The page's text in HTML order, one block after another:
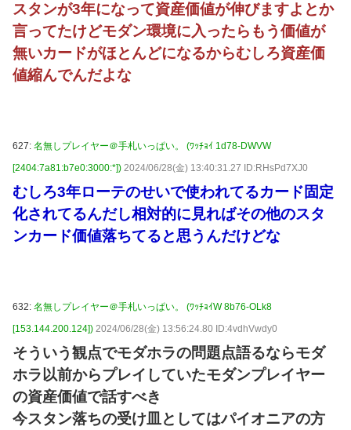
スタンが3年になって資産価値が伸びますよとか
言ってたけどモダン環境に入ったらもう価値が
無いカードがほとんどになるからむしろ資産価
値縮んでんだよな
627: 名無しプレイヤー＠手札いっぱい。 (ﾜｯﾁｮｲ 1d78-DWVW
[2404:7a81:b7e0:3000:*]) 2024/06/28(金) 13:40:31.27 ID:RHsPd7XJ0
むしろ3年ローテのせいで使われてるカード固定
化されてるんだし相対的に見ればその他のスタ
ンカード価値落ちてると思うんだけどな
632: 名無しプレイヤー＠手札いっぱい。 (ﾜｯﾁｮｲW 8b76-OLk8
[153.144.200.124]) 2024/06/28(金) 13:56:24.80 ID:4vdhVwdy0
そういう観点でモダホラの問題点語るならモダ
ホラ以前からプレイしていたモダンプレイヤー
の資産価値で話すべき
今スタン落ちの受け皿としてはパイオニアの方